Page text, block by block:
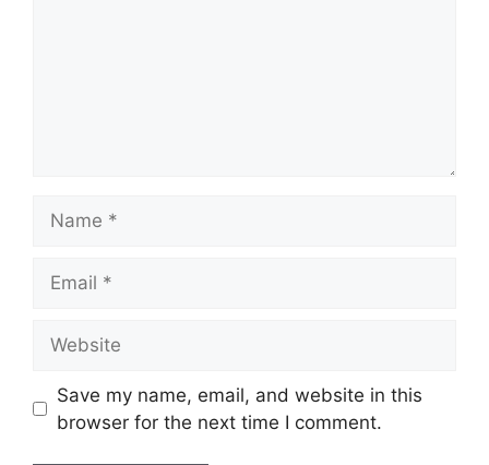
Save my name, email, and website in this
browser for the next time I comment.